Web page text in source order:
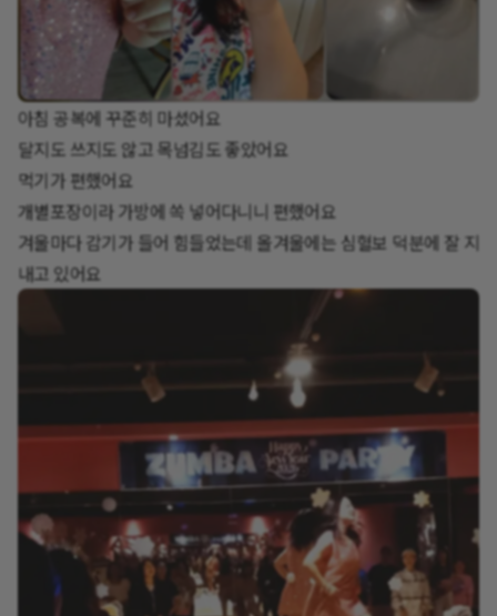
아침 공복에 꾸준히 마셨어요
달지도 쓰지도 않고 목넘김도 좋았어요
먹기가 편했어요
개별포장이라 가방에 쏙 넣어다니니 편했어요
겨울마다 감기가 들어 힘들었는데 올겨울에는 심혈보 덕분에 잘 지
내고 있어요